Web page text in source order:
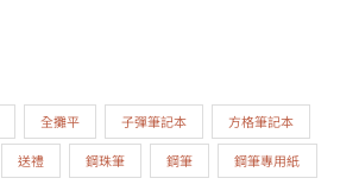
全攤平 子彈筆記本 方格筆記本
送禮 鋼珠筆 鋼筆 鋼筆專用紙